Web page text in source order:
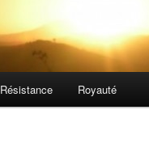
Résistance Royauté